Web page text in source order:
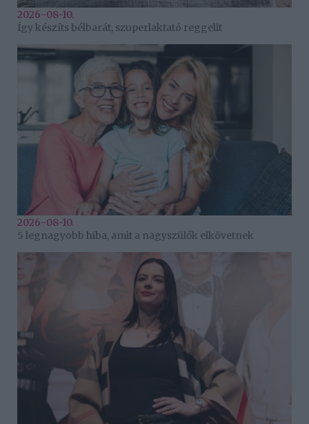
2026-08-10.
Így készíts bélbarát, szuperlaktató reggelit
2026-08-10.
5 legnagyobb hiba, amit a nagyszülők elkövetnek